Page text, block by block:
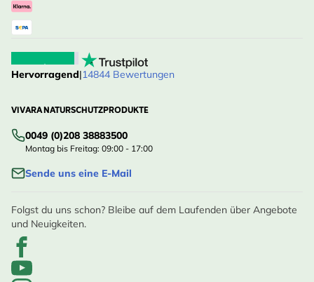
Hervorragend|14844 Bewertungen
VIVARA NATURSCHUTZPRODUKTE
0049 (0)208 38883500
Montag bis Freitag: 09:00 - 17:00
Sende uns eine E-Mail
Folgst du uns schon? Bleibe auf dem Laufenden über Angebote
und Neuigkeiten.